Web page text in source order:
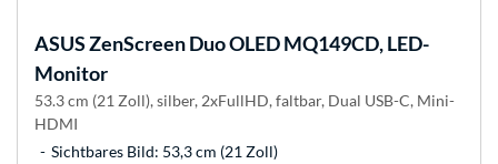
ASUSZenScreen Duo OLED MQ149CD, LED-
Monitor
53.3 cm (21 Zoll), silber, 2xFullHD, faltbar, Dual USB-C, Mini-
HDMI
Sichtbares Bild: 53,3 cm (21 Zoll)